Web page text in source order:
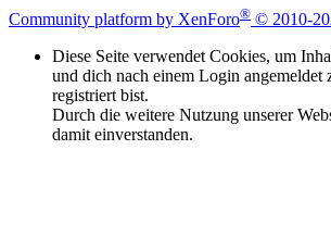
Community platform by XenForo® © 2010-
Diese Seite verwendet Cookies, um
und dich nach einem Login angemeldet
registriert bist.
Durch die weitere Nutzung unserer
damit einverstanden.